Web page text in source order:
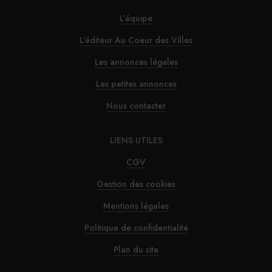
30/07/2026
Alfred Hotels ouvre son premier hôtel à Paris
29/07/2026
InterContinental Paris Le Grand : Christophe
Laure nommé chevalier de la Légion d’honneur
29/07/2026
29/07/2026
Brown-Forman rejette l’offre de Sazerac
29/07/2026
L’équipe
L’éditeur Au Coeur des Villes
Les annonces légales
Les petites annonces
Nous contacter
LIENS UTILES
CGV
Gestion des cookies
Mentions légales
Politique de confidentialité
Plan du site